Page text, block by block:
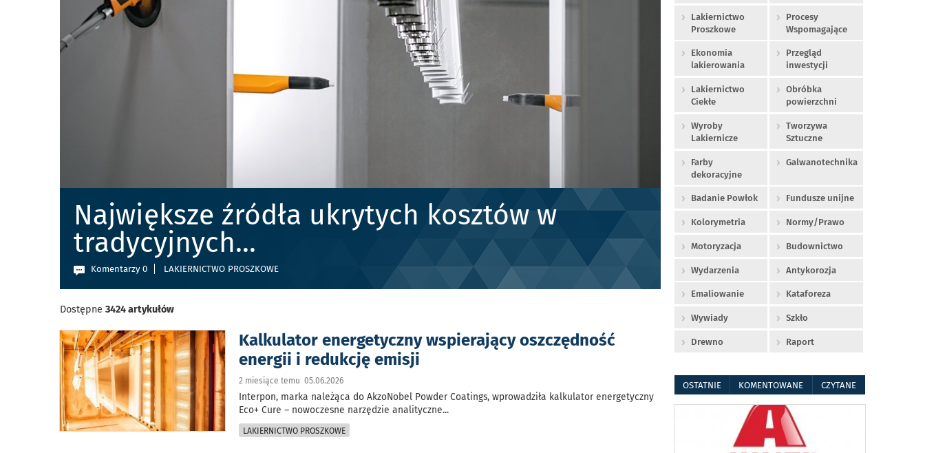
Największe źródła ukrytych kosztów w
tradycyjnych...
Komentarzy 0 LAKIERNICTWO PROSZKOWE
Dostępne 3424 artykułów
Kalkulator energetyczny wspierający oszczędność
energii i redukcję emisji
2 miesiące temu 05.06.2026
Interpon, marka należąca do AkzoNobel Powder Coatings, wprowadziła kalkulator energetyczny
Eco+ Cure – nowoczesne narzędzie analityczne...
LAKIERNICTWO PROSZKOWE
Lakiernictwo
Proszkowe
Procesy
Wspomagające
Ekonomia
lakierowania
Przegląd
inwestycji
Lakiernictwo
Ciekłe
Obróbka
powierzchni
Wyroby
Lakiernicze
Tworzywa
Sztuczne
Farby
dekoracyjne
Galwanotechnika
Badanie Powłok Fundusze unijne
Kolorymetria Normy/Prawo
Motoryzacja Budownictwo
Wydarzenia Antykorozja
Emaliowanie Kataforeza
Wywiady Szkło
Drewno Raport
OSTATNIE KOMENTOWANE CZYTANE